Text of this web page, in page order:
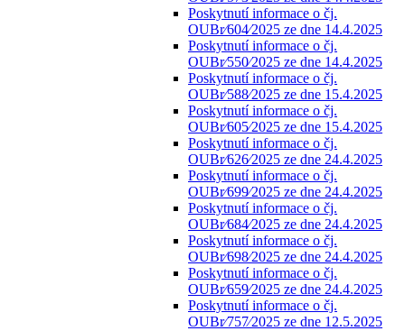
Poskytnutí informace o čj.
OUBr⁄604⁄2025 ze dne 14.4.2025
Poskytnutí informace o čj.
OUBr⁄550⁄2025 ze dne 14.4.2025
Poskytnutí informace o čj.
OUBr⁄588⁄2025 ze dne 15.4.2025
Poskytnutí informace o čj.
OUBr⁄605⁄2025 ze dne 15.4.2025
Poskytnutí informace o čj.
OUBr⁄626⁄2025 ze dne 24.4.2025
Poskytnutí informace o čj.
OUBr⁄699⁄2025 ze dne 24.4.2025
Poskytnutí informace o čj.
OUBr⁄684⁄2025 ze dne 24.4.2025
Poskytnutí informace o čj.
OUBr⁄698⁄2025 ze dne 24.4.2025
Poskytnutí informace o čj.
OUBr⁄659⁄2025 ze dne 24.4.2025
Poskytnutí informace o čj.
OUBr⁄757⁄2025 ze dne 12.5.2025